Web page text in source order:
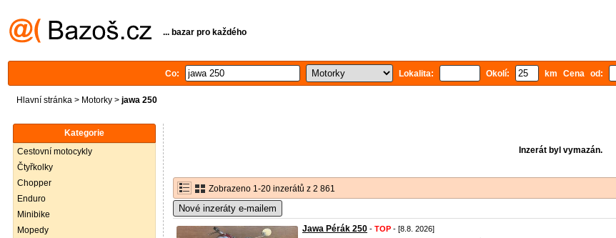
... bazar pro každého
Co: Lokalita: Okolí: km Cena od:
Hlavní stránka > Motorky > jawa 250
Kategorie
Cestovní motocykly
Čtyřkolky
Chopper
Enduro
Minibike
Mopedy
Inzerát byl vymazán.
Zobrazeno 1-20 inzerátů z 2 861
Nové inzeráty e-mailem
Jawa Pérák 250 - TOP - [8.8. 2026]